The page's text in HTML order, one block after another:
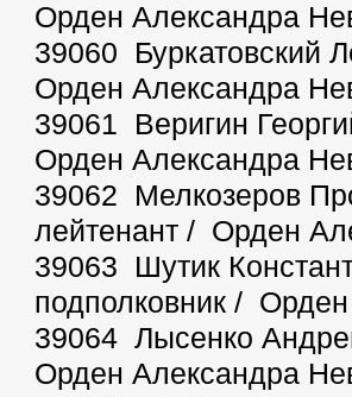
Орден Александра
39060 Буркатовский
Орден Александра
39061 Веригин
Орден Александра
39062 Мелкозеров
лейтенант / Орден
39063 Шутик
подполковник /
39064 Лысенко
Орден Александра